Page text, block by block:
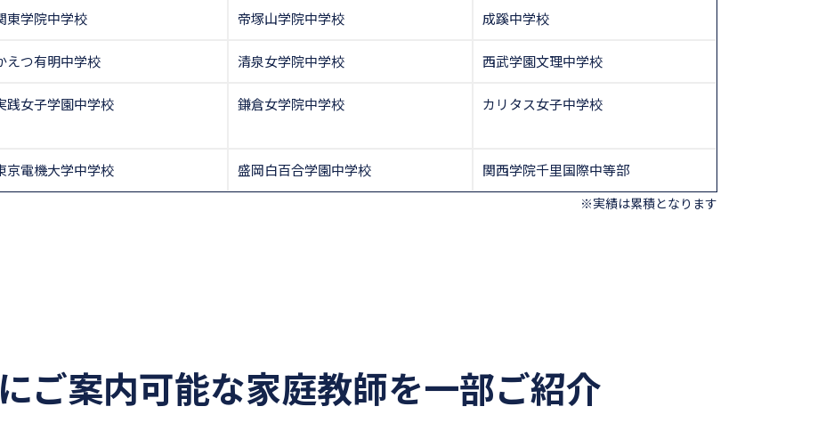
東学院中学校 帝塚山学院中学校 成蹊中学校
えつ有明中学校 清泉女学院中学校 西武学園文理中学校
践女子学園中学校 鎌倉女学院中学校 カリタス女子中学校
京電機大学中学校 盛岡白百合学園中学校 関西学院千里国際中等部
※実績は累積となります
ご案内可能な家庭教師を一部ご紹介